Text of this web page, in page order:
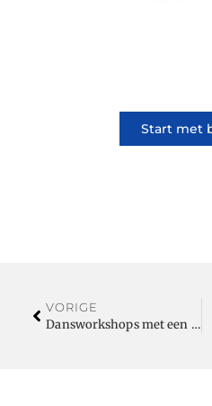
Start met
VORIGE
Dansworkshops met een thema